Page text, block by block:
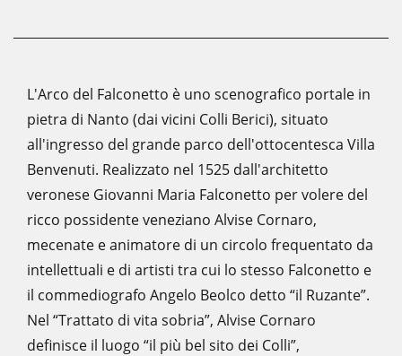
L'Arco del Falconetto è uno scenografico portale in
pietra di Nanto (dai vicini Colli Berici), situato
all'ingresso del grande parco dell'ottocentesca Villa
Benvenuti. Realizzato nel 1525 dall'architetto
veronese Giovanni Maria Falconetto per volere del
ricco possidente veneziano Alvise Cornaro,
mecenate e animatore di un circolo frequentato da
intellettuali e di artisti tra cui lo stesso Falconetto e
il commediografo Angelo Beolco detto “il Ruzante”.
Nel “Trattato di vita sobria”, Alvise Cornaro
definisce il luogo “il più bel sito dei Colli”,